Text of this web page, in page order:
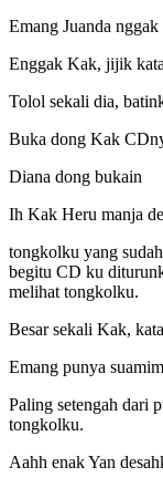
Emang Juanda nggak
Enggak Kak, jijik
Tolol sekali dia,
Buka dong Kak
Diana dong bukain
Ih Kak Heru manja
tongkolku yang
begitu CD ku
melihat tongkolku.
Besar sekali Kak,
Emang punya
Paling setengah dari
tongkolku.
Aahh enak Yan